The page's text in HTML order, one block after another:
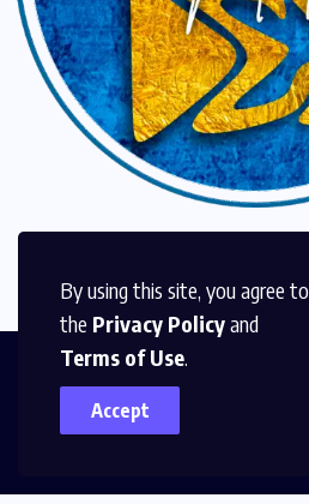
By using this site, you agree to
the Privacy Policyand
Terms of Use.
Accept